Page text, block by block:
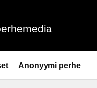
Anonyymi perhe